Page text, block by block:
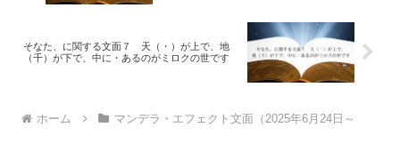
そなた、に関する文面７ 天（・）が上で、地
（千）が下で、中に・あるのがミロクの世です
ホーム マンデラ・エフェクト文面（2025年6月24日～